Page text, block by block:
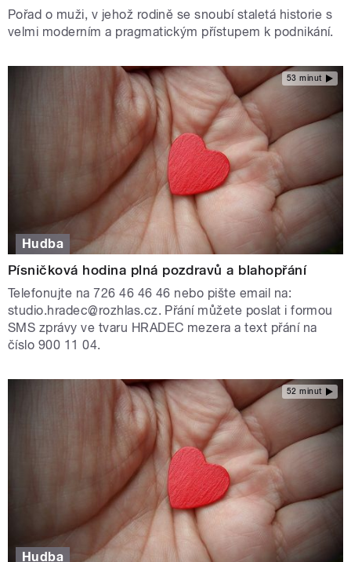
Pořad o muži, v jehož rodině se snoubí staletá historie s
velmi moderním a pragmatickým přístupem k podnikání.
53 minut
Hudba
Písničková hodina plná pozdravů a blahopřání
Telefonujte na 726 46 46 46 nebo pište email na:
studio.hradec@rozhlas.cz. Přání můžete poslat i formou
SMS zprávy ve tvaru HRADEC mezera a text přání na
číslo 900 11 04.
52 minut
Hudba